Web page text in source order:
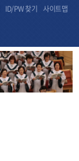
ID/PW 찾기 사이트맵